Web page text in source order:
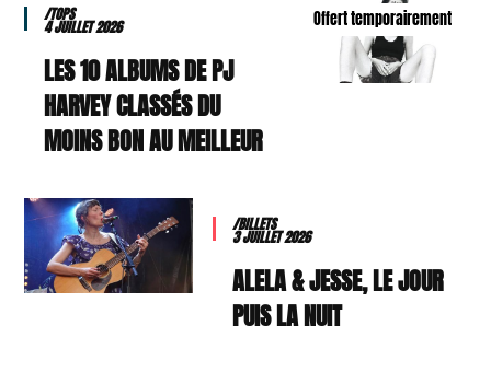
Offert temporairement
/TOPS
4 JUILLET 2026
LES 10 ALBUMS DE PJ
HARVEY CLASSÉS DU
MOINS BON AU MEILLEUR
/BILLETS
3 JUILLET 2026
ALELA & JESSE, LE JOUR
PUIS LA NUIT